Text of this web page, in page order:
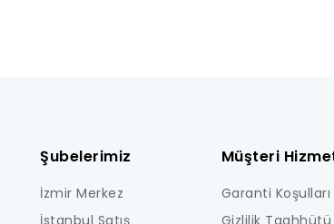
Şubelerimiz
İzmir Merkez
Müşteri
Garanti Koşulları